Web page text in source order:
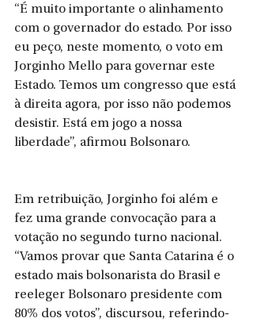
“É muito importante o alinhamento
com o governador do estado. Por isso
eu peço, neste momento, o voto em
Jorginho Mello para governar este
Estado. Temos um congresso que está
à direita agora, por isso não podemos
desistir. Está em jogo a nossa
liberdade”, afirmou Bolsonaro.
Em retribuição, Jorginho foi além e
fez uma grande convocação para a
votação no segundo turno nacional.
“Vamos provar que Santa Catarina é o
estado mais bolsonarista do Brasil e
reeleger Bolsonaro presidente com
80% dos votos”, discursou, referindo-